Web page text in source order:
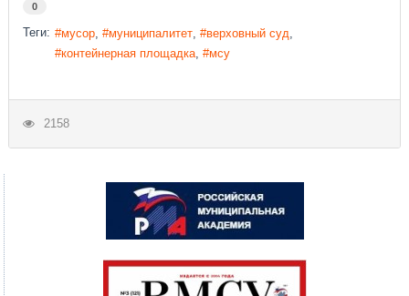
0
Теги: мусор муниципалитет
верховный суд
контейнерная площадка
мсу
2158